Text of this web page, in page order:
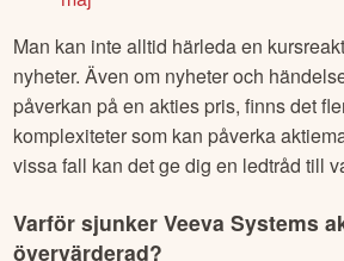
Man kan inte alltid härleda en
nyheter. Även om nyheter och
påverkan på en akties pris, finns det
komplexiteter som kan påverka
vissa fall kan det ge dig en ledtråd till
Varför sjunkerVeeva Systems
övervärderad?